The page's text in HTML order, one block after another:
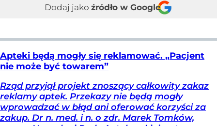
Dodaj jako źródło w Google
Apteki będą mogły się reklamować. „Pacjent
nie może być towarem”
Rząd przyjął projekt znoszący całkowity zakaz
reklamy aptek. Przekazy nie będą mogły
wprowadzać w błąd ani oferować korzyści za
zakup. Dr n. med. i n. o zdr. Marek Tomków,